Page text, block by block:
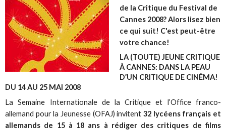
de la Critique du Festival de
Cannes 2008? Alors lisez bien
ce qui suit! C'est peut-être
votre chance!
LA (TOUTE) JEUNE CRITIQUE
À CANNES: DANS LA PEAU
D’UN CRITIQUE DE CINÉMA!
DU 14 AU 25 MAI 2008
La Semaine Internationale de la Critique et l’Office franco-
allemand pour la Jeunesse (OFAJ) invitent 32 lycéens français et
allemands de 15 à 18 ans à rédiger des critiques de films